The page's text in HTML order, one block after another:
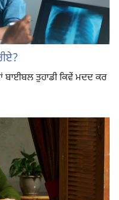
ਬਾਈਬਲ ਤੁਹਾਡੀ ਕਿਵੇਂ ਮਦਦ ਕਰ